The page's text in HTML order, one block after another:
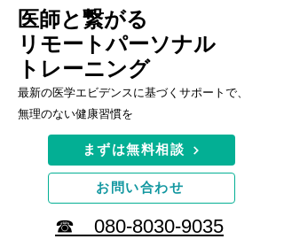
医師と繋がる
リモートパーソナル
トレーニング
最新の医学エビデンスに基づくサポートで、
​無理のない健康習慣を
まずは無料相談
お問い合わせ
​☎ 080-8030-9035